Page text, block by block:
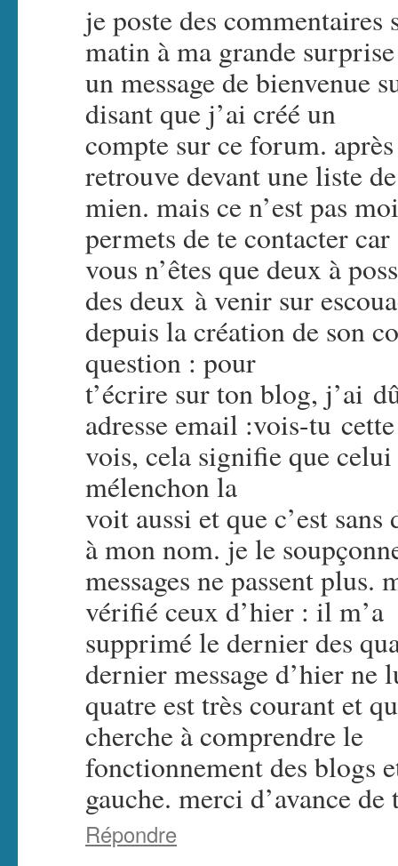
je poste des
matin à ma grande
un message de bienvenue
disant que j’ai créé un
compte sur ce forum.
retrouve devant une liste
mien. mais ce n’est pas
permets de te contacter car
vous n’êtes que deux à
des deux à venir sur
depuis la création de son
question : pour
t’écrire sur ton blog, j’ai
adresse email :vois-tu
vois, cela signifie que
mélenchon la
voit aussi et que c’est
à mon nom. je le
messages ne passent
vérifié ceux d’hier : il m’a
supprimé le dernier des
dernier message d’hier ne
quatre est très courant et
cherche à comprendre le
fonctionnement des blogs
gauche. merci d’avance de
Répondre